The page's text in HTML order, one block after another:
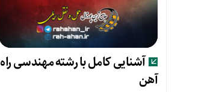
آشنایی کامل با رشته مهندسی راه
آهن